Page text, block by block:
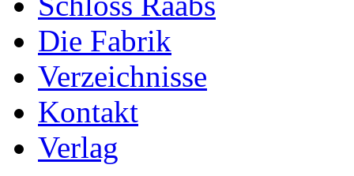
Die Fabrik
Verzeichnisse
Kontakt
Verlag